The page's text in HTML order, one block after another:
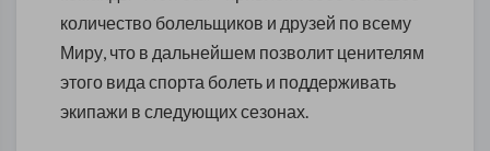
количество болельщиков и друзей по всему
Миру, что в дальнейшем позволит ценителям
этого вида спорта болеть и поддерживать
экипажи в следующих сезонах.